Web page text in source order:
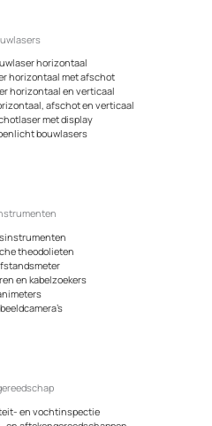
horizontaal
horizontaal met afschot
horizontaal en verticaal
afschot en verticaal
met display
bouwlasers
theodolieten
en kabelzoekers
en vochtinspectie